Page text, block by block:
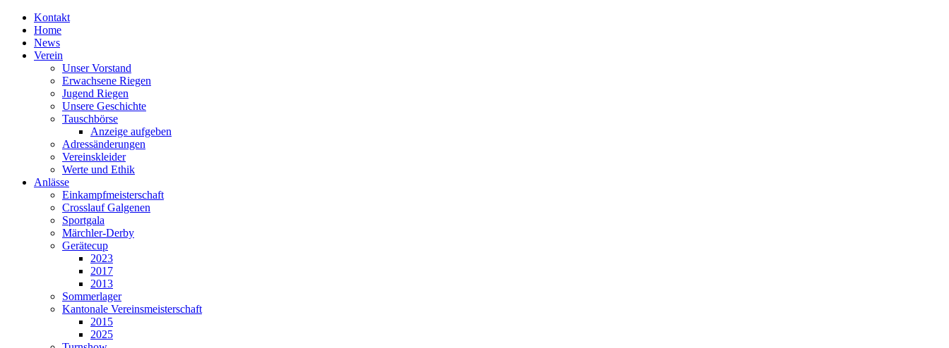
Kontakt
Home
News
Verein
Unser Vorstand
Erwachsene Riegen
Jugend Riegen
Unsere Geschichte
Tauschbörse
Anzeige aufgeben
Adressänderungen
Vereinskleider
Werte und Ethik
Anlässe
Einkampfmeisterschaft
Crosslauf Galgenen
Sportgala
Märchler-Derby
Gerätecup
2023
2017
2013
Sommerlager
Kantonale Vereinsmeisterschaft
2015
2025